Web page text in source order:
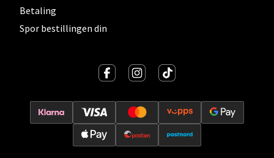
Betaling
Spor bestillingen din
Støperivn. 5, 2010 Strømmen
0 i butikk